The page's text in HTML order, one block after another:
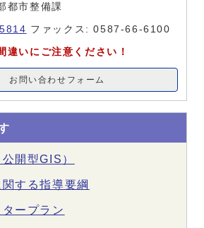
都市整備課
ファックス: 0587-66-6100
違いにご注意ください！
お問い合わせフォーム
開型GIS）
する指導要綱
ープラン